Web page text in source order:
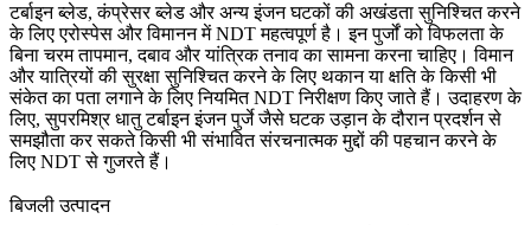
टर्बाइन ब्लेड, कंप्रेसर ब्लेड और अन्य इंजन घटकों की अखंडता सुनिश्चित करने
के लिएएरोस्पेस और विमाननमें NDT महत्वपूर्ण है। इन पुर्जों को विफलता के
बिना चरम तापमान, दबाव और यांत्रिक तनाव का सामना करना चाहिए। विमान
और यात्रियों की सुरक्षा सुनिश्चित करने के लिए थकान या क्षति के किसी भी
संकेत का पता लगाने के लिए नियमित NDT निरीक्षण किए जाते हैं। उदाहरण के
लिए,सुपरमिश्र धातु टर्बाइन इंजन पुर्जेजैसे घटक उड़ान के दौरान प्रदर्शन से
समझौता कर सकते किसी भी संभावित संरचनात्मक मुद्दों की पहचान करने के
लिए NDT से गुजरते हैं।
बिजली उत्पादन